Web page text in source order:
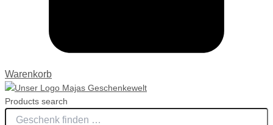
Warenkorb
Products search